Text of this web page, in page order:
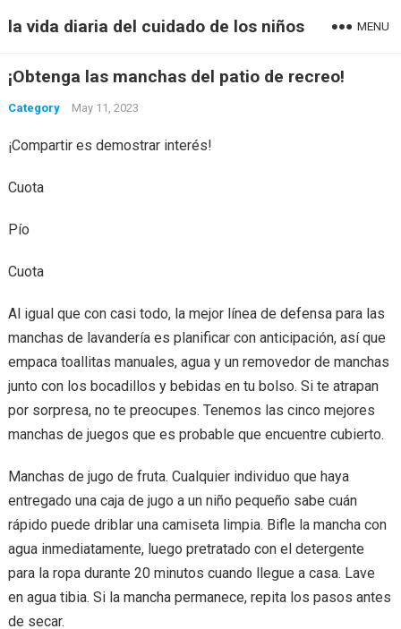
la vida diaria del cuidado de los niños MENU
¡Obtenga las manchas del patio de recreo!
Category May 11, 2023
¡Compartir es demostrar interés!
Cuota
Pío
Cuota
Al igual que con casi todo, la mejor línea de defensa para las
manchas de lavandería es planificar con anticipación, así que
empaca toallitas manuales, agua y un removedor de manchas
junto con los bocadillos y bebidas en tu bolso. Si te atrapan
por sorpresa, no te preocupes. Tenemos las cinco mejores
manchas de juegos que es probable que encuentre cubierto.
Manchas de jugo de fruta. Cualquier individuo que haya
entregado una caja de jugo a un niño pequeño sabe cuán
rápido puede driblar una camiseta limpia. Bifle la mancha con
agua inmediatamente, luego pretratado con el detergente
para la ropa durante 20 minutos cuando llegue a casa. Lave
en agua tibia. Si la mancha permanece, repita los pasos antes
de secar.